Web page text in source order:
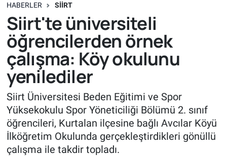
HABERLER SIIRT
Siirt'te üniversiteli
öğrencilerden örnek
çalışma: Köy okulunu
yenilediler
Siirt Üniversitesi Beden Eğitimi ve Spor
Yüksekokulu Spor Yöneticiliği Bölümü 2. sınıf
öğrencileri, Kurtalan ilçesine bağlı Avcılar Köyü
İlköğretim Okulunda gerçekleştirdikleri gönüllü
çalışma ile takdir topladı.
Süper Lig Puan Durumu ve Fikstür
Tüm Manşetler
Son Dakika Haberleri
Haber Arşivi